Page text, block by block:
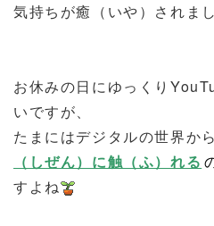
気持ちが癒（いや）されま
お休みの日にゆっくり
いですが、
たまにはデジタルの世界か
（しぜん）に触（ふ）れる
すよね